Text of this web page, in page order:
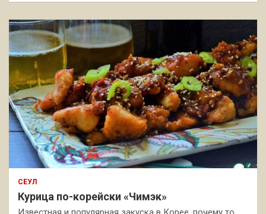
СЕУЛ
Курица по-корейски «Чимэк»